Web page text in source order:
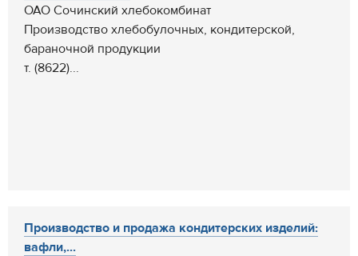
ОАО Сочинский хлебокомбинат
Производство хлебобулочных, кондитерской,
бараночной продукции
т. (8622)...
Производство и продажа кондитерских изделий:
вафли,...